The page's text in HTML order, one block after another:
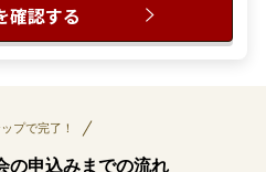
確認する
プで完了！
の申込みまでの流れ